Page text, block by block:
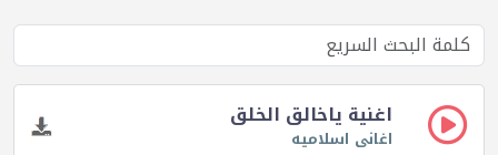
اغنية ياخالق الخلق
اغانى اسلاميه